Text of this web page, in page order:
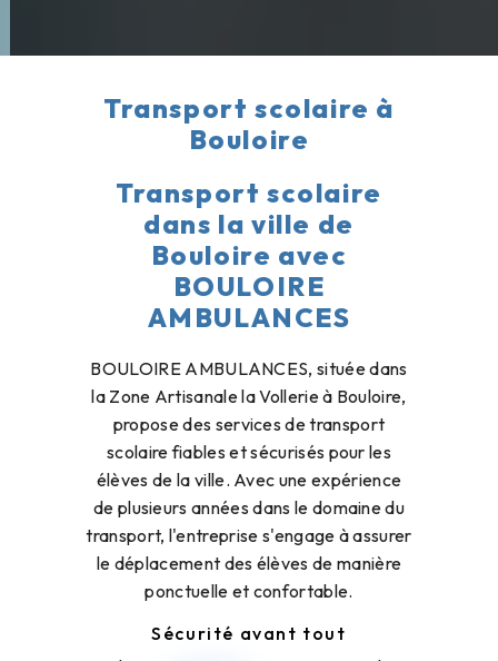
Transport scolaire à
Bouloire
Transport scolaire
dans la ville de
Bouloire avec
BOULOIRE
AMBULANCES
BOULOIRE AMBULANCES, située dans
la Zone Artisanale la Vollerie à Bouloire,
propose des services de transport
scolaire fiables et sécurisés pour les
élèves de la ville. Avec une expérience
de plusieurs années dans le domaine du
transport, l'entreprise s'engage à assurer
le déplacement des élèves de manière
ponctuelle et confortable.
Sécurité avant tout